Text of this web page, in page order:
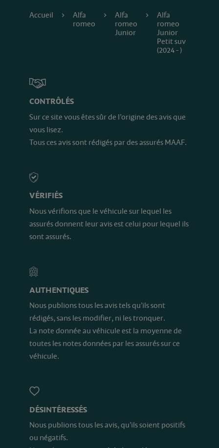
Accueil
Alfa
romeo
Alfa
romeo
Junior
Alfa
romeo
Junior
Petit suv
(2024 - )
CONTRÔLÉS
Sur ce site vous êtes sûr de l’origine des avis que
vous lisez.
Tous ces avis sont rédigés par des assurés MAAF.
VÉRIFIÉS
Nous vérifions que le véhicule sur lequel les
assurés donnent leur avis est celui pour lequel ils
sont assurés.
AUTHENTIQUES
Nous publions tous les avis tels qu’ils sont
rédigés, sans les modifier, ni les tronquer.
La note donnée au véhicule est la moyenne de
toutes les notes données par les assurés sur ce
véhicule.
DÉSINTÉRESSÉS
Nous publions tous les avis, qu’ils soient positifs
ou négatifs.